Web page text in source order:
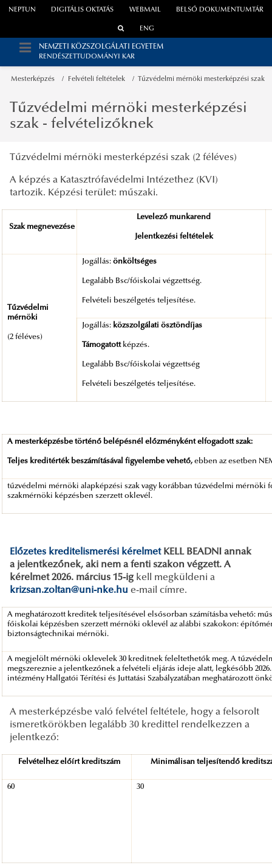
WEBMAIL
NEPTUN DIGITÁLIS OKTATÁS BELSŐ DOKUMENTUMTÁR
ENG
NEMZETI KÖZSZOLGÁLATI EGYETEM
RENDÉSZETTUDOMÁNYI KAR
Mesterképzés Felvételi feltételek Tűzvédelmi mérnöki mesterképzési szak
Tűzvédelmi mérnöki mesterképzési
szak - felvételizőknek
Tűzvédelmi mérnöki mesterképzési szak (2 féléves)
A képzés a Katasztrófavédelmi Intézethez (KVI)
tartozik. Képzési terület: műszaki.
Szak megnevezése
Levelező munkarend
Jelentkezési feltételek
Tűzvédelmi
mérnöki
(2 féléves)
Jogállás:önköltséges
Legalább Bsc/főiskolai végzettség.
Felvételi beszélgetés teljesítése.
Jogállás: közszolgálati ösztöndíjas
Támogatottképzés.
Legalább Bsc/főiskolai végzettség
Felvételi beszélgetés teljesítése.
A mesterképzésbe történő belépésnél előzményként elfogadott szak:
Teljes kreditérték beszámításával figyelembe vehető,ebben az esetben
tűzvédelmi mérnöki alapképzési szak vagy korábban tűzvédelmi
szakmérnöki képzésben szerzett oklevél.
Előzetes kreditelismerési kérelmet KELL BEADNI annak
a jelentkezőnek, aki nem a fenti szakon végzett. A
kérelmet 2026. március 15-ig kell
megküldeni a
krizsan.zoltan@uni-nke.hu e-mail címre.
A meghatározott kreditek teljesítésével elsősorban számításba vehető:
főiskolai képzésben szerzett mérnöki oklevél az alábbi szakokon:
biztonságtechnikai mérnöki.
A megjelölt mérnöki oklevelek 30 kreditnek feleltethetők meg. A
megszereznie a jelentkezőnek a felvételi eljárás ideje alatt, legkésőbb
intézmény Hallgatói Térítési és Juttatási Szabályzatában meghatározott
A mesterképzésbe való felvétel feltétele, hogy a felsorolt
ismeretkörökben legalább 30 kredittel rendelkezzen a
jelentkező:
Felvételhez előírt kreditszám Minimálisan teljesítendő
60 30